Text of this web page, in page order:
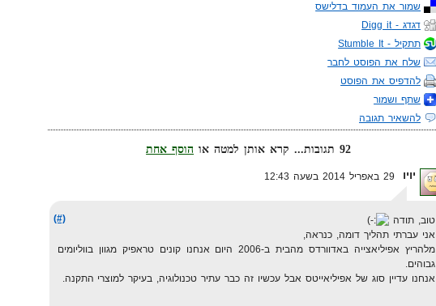
שמור את העמוד בדלישס
דגדג - Digg it
תתקיל - Stumble It
שלח את הפוסט לחבר
להדפיס את הפוסט
שתף ושמור
להשאיר תגובה
92 תגובות... קרא אותן למטה או
הוסף אחת
יויו
(#)
טוב, תודה
אני עברתי תהליך דומה, כנראה,
מלהריץ אפיליאצייה באדוורדס מהבית ב-2006 היום אנחנו קונים טראפיק מגוון בווליומים
גבוהים.
אנחנו עדיין סוג של אפיליאייטס אבל עכשיו זה כבר עתיר טכנולוגיה, בעיקר למוצרי התקנה.